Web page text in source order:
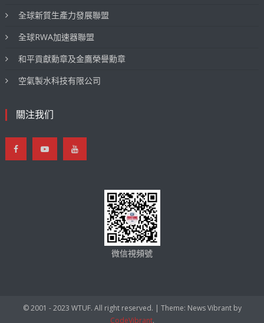
全球新質生產力發展聯盟
全球RWA加速器聯盟
和平貢獻勳章及金鷹榮譽勳章
空氣製水科技有限公司
關注我们
微信視頻號
© 2001 - 2023 WTUF. All right reserved. | Theme: News Vibrant by
CodeVibrant.